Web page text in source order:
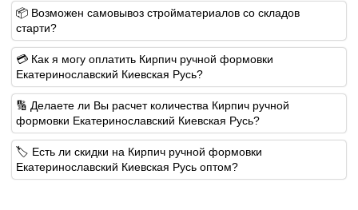
📦 Возможен самовывоз стройматериалов со складов
старти?
💳 Как я могу оплатить Кирпич ручной формовки
Екатеринославский Киевская Русь?
🔢 Делаете ли Вы расчет количества Кирпич ручной
формовки Екатеринославский Киевская Русь?
🏷️ Есть ли скидки на Кирпич ручной формовки
Екатеринославский Киевская Русь оптом?